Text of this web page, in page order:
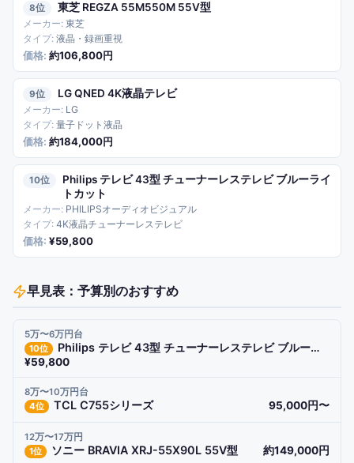
8 東芝 REGZA 55M550M 55V型
東芝
液晶・録画重視
約106,800円
9 LG QNED 4K液晶テレビ
LG
量子ドット液晶
約184,000円
10
Philips テレビ 43型 チューナーレステレビ ブルーライ
トカット
PHILIPSオーディオビジュアル
4K液晶チューナーレステレビ
¥59,800
早見表：予算別のおすすめ
5万〜6万円台
10位 Philips テレビ 43型 チューナーレステレビ ブルーライトカット
¥59,800
8万〜10万円台
4位 TCL C755シリーズ 95,000円〜
12万〜17万円
1位 ソニー BRAVIA XRJ-55X90L 55V型 約149,000円